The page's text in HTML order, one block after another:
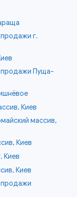
г.
продажи Пуща-
Киев
массив,
Киев
Киев
Киев
продажи